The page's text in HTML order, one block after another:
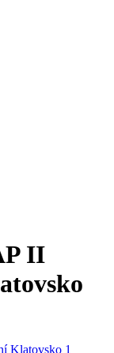
II